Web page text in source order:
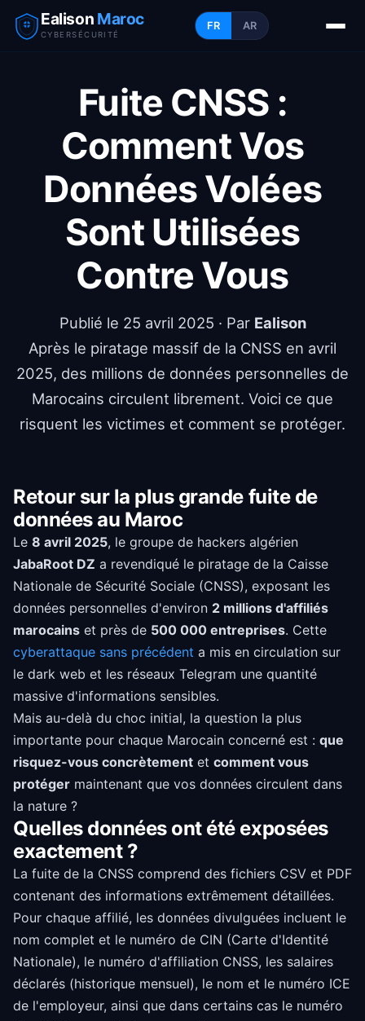
Ealison Maroc
CYBERSÉCURITÉ
FR AR
Fuite CNSS :
Comment Vos
Données Volées
Sont Utilisées
Contre Vous
Publié le 25 avril 2025 · Par Ealison
Après le piratage massif de la CNSS en avril
2025, des millions de données personnelles de
Marocains circulent librement. Voici ce que
risquent les victimes et comment se protéger.
Retour sur la plus grande fuite de
données au Maroc
Le 8 avril 2025, le groupe de hackers algérien
JabaRoot DZ a revendiqué le piratage de la Caisse
Nationale de Sécurité Sociale (CNSS), exposant les
données personnelles d'environ 2 millions d'affiliés
marocains et près de 500 000 entreprises. Cette
cyberattaque sans précédent a mis en circulation sur
le dark web et les réseaux Telegram une quantité
massive d'informations sensibles.
Mais au-delà du choc initial, la question la plus
importante pour chaque Marocain concerné est : que
risquez-vous concrètement et comment vous
protéger maintenant que vos données circulent dans
la nature ?
Quelles données ont été exposées
exactement ?
La fuite de la CNSS comprend des fichiers CSV et PDF
contenant des informations extrêmement détaillées.
Pour chaque affilié, les données divulguées incluent le
nom complet et le numéro de CIN (Carte d'Identité
Nationale), le numéro d'affiliation CNSS, les salaires
déclarés (historique mensuel), le nom et le numéro ICE
de l'employeur, ainsi que dans certains cas le numéro